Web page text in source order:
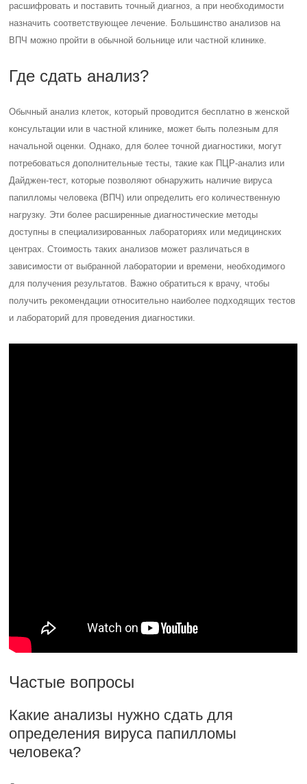
расшифровать и поставить точный диагноз, а при необходимости
назначить соответствующее лечение. Большинство анализов на
ВПЧ можно пройти в обычной больнице или частной клинике.
Где сдать анализ?
Обычный анализ клеток, который проводится бесплатно в женской
консультации или в частной клинике, может быть полезным для
начальной оценки. Однако, для более точной диагностики, могут
потребоваться дополнительные тесты, такие как ПЦР-анализ или
Дайджен-тест, которые позволяют обнаружить наличие вируса
папилломы человека (ВПЧ) или определить его количественную
нагрузку. Эти более расширенные диагностические методы
доступны в специализированных лабораториях или медицинских
центрах. Стоимость таких анализов может различаться в
зависимости от выбранной лаборатории и времени, необходимого
для получения результатов. Важно обратиться к врачу, чтобы
получить рекомендации относительно наиболее подходящих тестов
и лабораторий для проведения диагностики.
Частые вопросы
Какие анализы нужно сдать для
определения вируса папилломы
человека?